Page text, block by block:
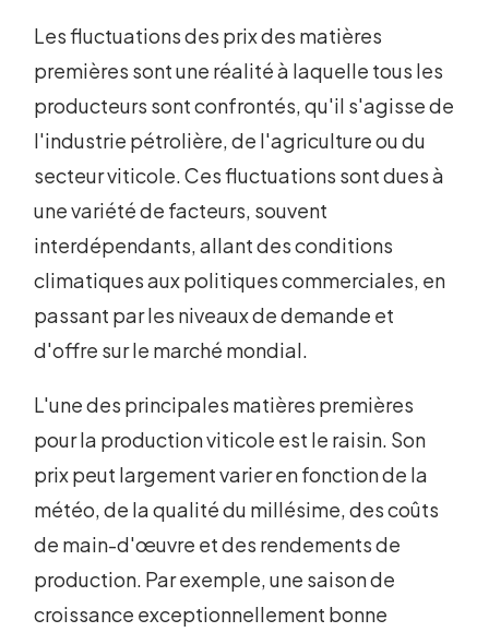
Les fluctuations des prix des matières
premières sont une réalité à laquelle tous les
producteurs sont confrontés, qu'il s'agisse de
l'industrie pétrolière, de l'agriculture ou du
secteur viticole. Ces fluctuations sont dues à
une variété de facteurs, souvent
interdépendants, allant des conditions
climatiques aux politiques commerciales, en
passant par les niveaux de demande et
d'offre sur le marché mondial.
L'une des principales matières premières
pour la production viticole est le raisin. Son
prix peut largement varier en fonction de la
météo, de la qualité du millésime, des coûts
de main-d'œuvre et des rendements de
production. Par exemple, une saison de
croissance exceptionnellement bonne